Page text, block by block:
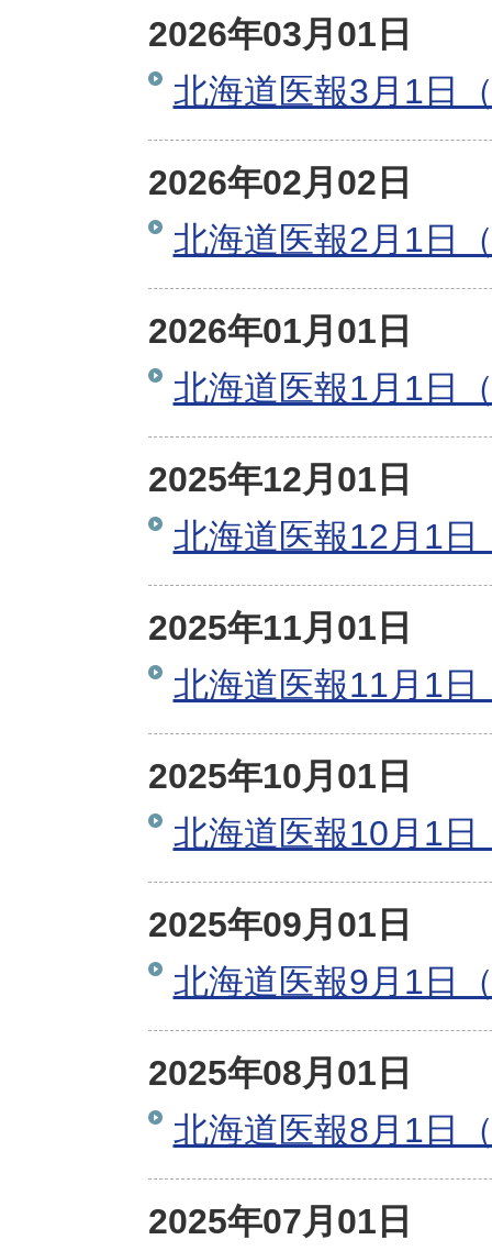
2026年03月01日
北海道医報3月1日
2026年02月02日
北海道医報2月1日
2026年01月01日
北海道医報1月1日
2025年12月01日
北海道医報12月1
2025年11月01日
北海道医報11月1
2025年10月01日
北海道医報10月1
2025年09月01日
北海道医報9月1日
2025年08月01日
北海道医報8月1日
2025年07月01日